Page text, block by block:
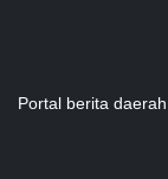
Portal berita